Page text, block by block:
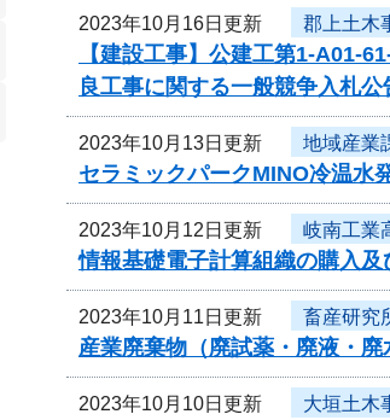
2023年10月16日更新 郡上土木
【建設工事】公建工第1-A01-
良工事に関する一般競争入札公
2023年10月13日更新 地域産業
セラミックパークMINO冷温水
2023年10月12日更新 岐南工業
情報基礎電子計算組織の購入
2023年10月11日更新 畜産研究
産業廃棄物（廃試薬・廃液・
2023年10月10日更新 大垣土木